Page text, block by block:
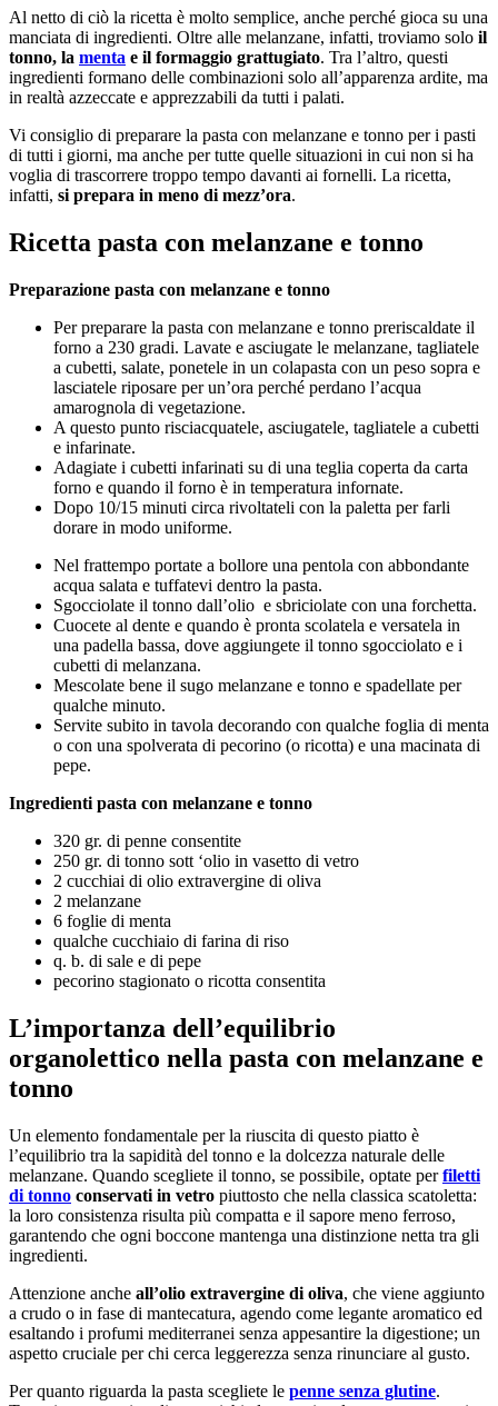
Al netto di ciò la ricetta è molto semplice, anche perché gioca su una
manciata di ingredienti. Oltre alle melanzane, infatti, troviamo solo il
tonno, la menta e il formaggio grattugiato. Tra l’altro, questi
ingredienti formano delle combinazioni solo all’apparenza ardite, ma
in realtà azzeccate e apprezzabili da tutti i palati.
Vi consiglio di preparare la pasta con melanzane e tonno per i pasti
di tutti i giorni, ma anche per tutte quelle situazioni in cui non si ha
voglia di trascorrere troppo tempo davanti ai fornelli. La ricetta,
infatti, si prepara in meno di mezz’ora.
Ricetta pasta con melanzane e tonno
Preparazione pasta con melanzane e tonno
Per preparare la pasta con melanzane e tonno preriscaldate il
forno a 230 gradi. Lavate e asciugate le melanzane, tagliatele
a cubetti, salate, ponetele in un colapasta con un peso sopra e
lasciatele riposare per un’ora perché perdano l’acqua
amarognola di vegetazione.
A questo punto risciacquatele, asciugatele, tagliatele a cubetti
e infarinate.
Adagiate i cubetti infarinati su di una teglia coperta da carta
forno e quando il forno è in temperatura infornate.
Dopo 10/15 minuti circa rivoltateli con la paletta per farli
dorare in modo uniforme.
Nel frattempo portate a bollore una pentola con abbondante
acqua salata e tuffatevi dentro la pasta.
Sgocciolate il tonno dall’olio e sbriciolate con una forchetta.
Cuocete al dente e quando è pronta scolatela e versatela in
una padella bassa, dove aggiungete il tonno sgocciolato e i
cubetti di melanzana.
Mescolate bene il sugo melanzane e tonno e spadellate per
qualche minuto.
Servite subito in tavola decorando con qualche foglia di menta
o con una spolverata di pecorino (o ricotta) e una macinata di
pepe.
Ingredienti pasta con melanzane e tonno
320 gr. di penne consentite
250 gr. di tonno sott ‘olio in vasetto di vetro
2 cucchiai di olio extravergine di oliva
2 melanzane
6 foglie di menta
qualche cucchiaio di farina di riso
q. b. di sale e di pepe
pecorino stagionato o ricotta consentita
L’importanza dell’equilibrio
organolettico nella pasta con melanzane e
tonno
Un elemento fondamentale per la riuscita di questo piatto è
l’equilibrio tra la sapidità del tonno e la dolcezza naturale delle
melanzane. Quando scegliete il tonno, se possibile, optate per filetti
di tonno conservati in vetro piuttosto che nella classica scatoletta:
la loro consistenza risulta più compatta e il sapore meno ferroso,
garantendo che ogni boccone mantenga una distinzione netta tra gli
ingredienti.
Attenzione anche all’olio extravergine di oliva, che viene aggiunto
a crudo o in fase di mantecatura, agendo come legante aromatico ed
esaltando i profumi mediterranei senza appesantire la digestione; un
aspetto cruciale per chi cerca leggerezza senza rinunciare al gusto.
Per quanto riguarda la pasta scegliete le penne senza glutine.